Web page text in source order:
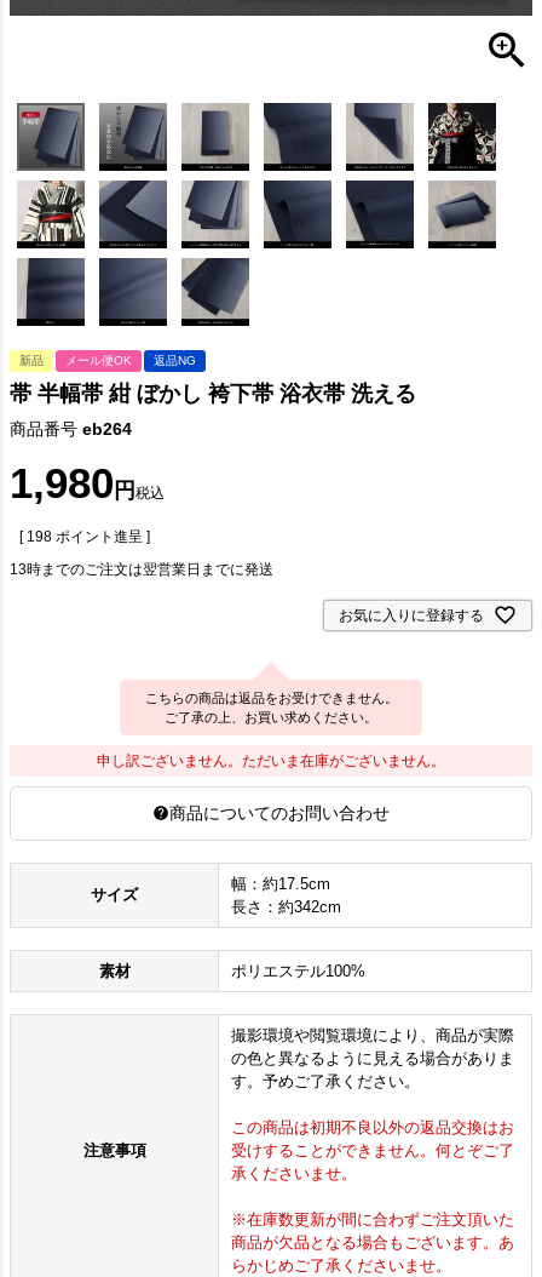
新品 メール便OK 返品NG
帯 半幅帯 紺 ぼかし 袴下帯 浴衣帯 洗える
商品番号 eb264
1,980 税込
[ 198 ポイント進呈 ]
13時までのご注文は翌営業日までに発送
お気に入りに登録する
こちらの商品は返品をお受けできません。
ご了承の上、お買い求めください。
申し訳ございません。ただいま在庫がございません。
商品についてのお問い合わせ
サイズ
幅：約17.5cm
長さ：約342cm
素材 ポリエステル100%
注意事項
撮影環境や閲覧環境により、商品が実際
の色と異なるように見える場合がありま
す。予めご了承ください。
この商品は初期不良以外の返品交換はお
受けすることができません。何とぞご了
承くださいませ。
※在庫数更新が間に合わずご注文頂いた
商品が欠品となる場合もございます。あ
らかじめご了承くださいませ。